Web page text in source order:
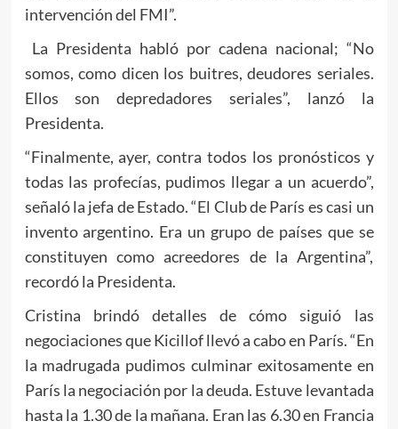
intervención del FMI”.
La Presidenta habló por cadena nacional; “No
somos, como dicen los buitres, deudores seriales.
Ellos son depredadores seriales”, lanzó la
Presidenta.
“Finalmente, ayer, contra todos los pronósticos y
todas las profecías, pudimos llegar a un acuerdo”,
señaló la jefa de Estado. “El Club de París es casi un
invento argentino. Era un grupo de países que se
constituyen como acreedores de la Argentina”,
recordó la Presidenta.
Cristina brindó detalles de cómo siguió las
negociaciones que Kicillof llevó a cabo en París. “En
la madrugada pudimos culminar exitosamente en
París la negociación por la deuda. Estuve levantada
hasta la 1.30 de la mañana. Eran las 6.30 en Francia